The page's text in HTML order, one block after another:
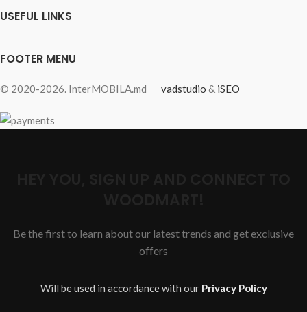
USEFUL LINKS
FOOTER MENU
© 2020-2026. InterMOBILA.md vadstudio & iSEO
Be the first to learn about our latest trends and get exclusive
offers
Will be used in accordance with our Privacy Policy